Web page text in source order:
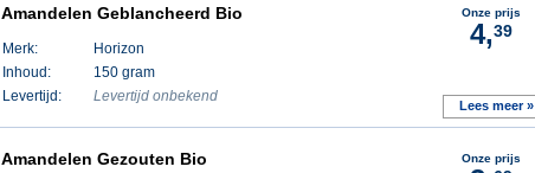
Amandelen Geblancheerd Bio
Merk:
Horizon
Inhoud:
150 gram
Levertijd:
Levertijd onbekend
Onze prijs
4,39
Lees meer »
Amandelen Gezouten Bio Onze prijs